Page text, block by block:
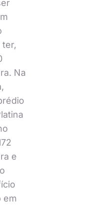
ter,
Na
e
em